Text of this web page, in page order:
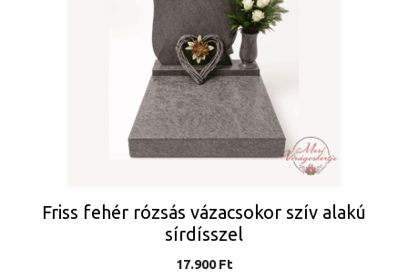
Friss fehér rózsás vázacsokor szív alakú
sírdísszel
17.900Ft